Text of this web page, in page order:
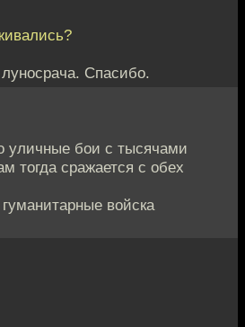
Спасибо.
уличные бои с тысячами
тогда сражается с обех
войска